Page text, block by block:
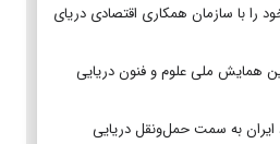
را با سازمان همکاری اقتصادی دریای
همایش ملی علوم و فنون دریایی
به سمت حمل‌ونقل دریایی